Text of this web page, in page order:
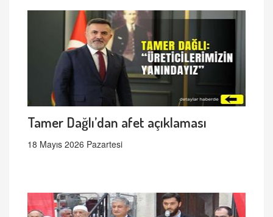
Tamer Dağlı’dan afet açıklaması
18 Mayıs 2026 Pazartesi